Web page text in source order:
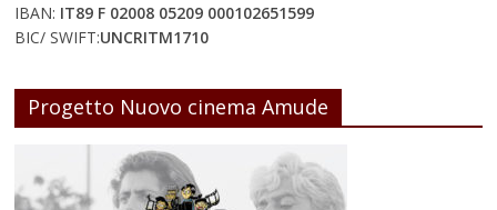
IBAN: IT89 F 02008 05209 000102651599
BIC/ SWIFT:UNCRITM1710
Progetto Nuovo cinema Amude